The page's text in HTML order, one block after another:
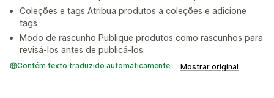
Coleções e tags Atribua produtos a coleções e adicione
tags
Modo de rascunho Publique produtos como rascunhos para
revisá-los antes de publicá-los.
Contém texto traduzido automaticamente Mostrar original